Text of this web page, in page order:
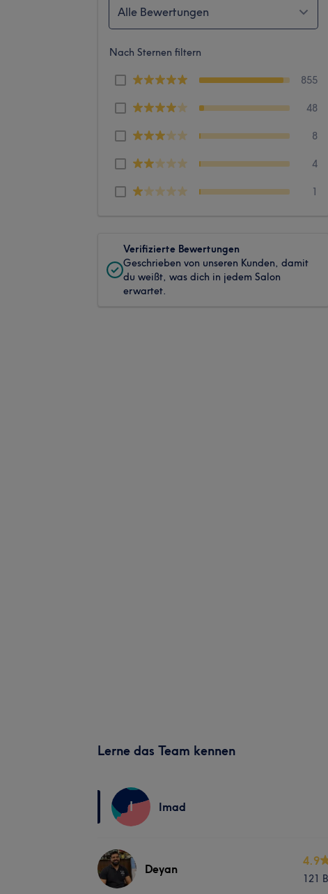
Alle Bewertungen
Nach Sternen filtern
855
48
8
4
1
Verifizierte Bewertungen
Geschrieben von unseren Kunden, damit
du weißt, was dich in jedem Salon
erwartet.
Lerne das Team kennen
I Imad
Deyan
4.9
121